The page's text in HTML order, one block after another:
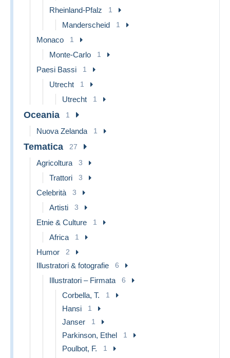
Rheinland-Pfalz 1
Manderscheid 1
Monaco 1
Monte-Carlo 1
Paesi Bassi 1
Utrecht 1
Utrecht 1
Oceania 1
Nuova Zelanda 1
Tematica 27
Agricoltura 3
Trattori 3
Celebrità 3
Artisti 3
Etnie & Culture 1
Africa 1
Humor 2
Illustratori & fotografie 6
Illustratori – Firmata 6
Corbella, T. 1
Hansi 1
Janser 1
Parkinson, Ethel 1
Poulbot, F. 1